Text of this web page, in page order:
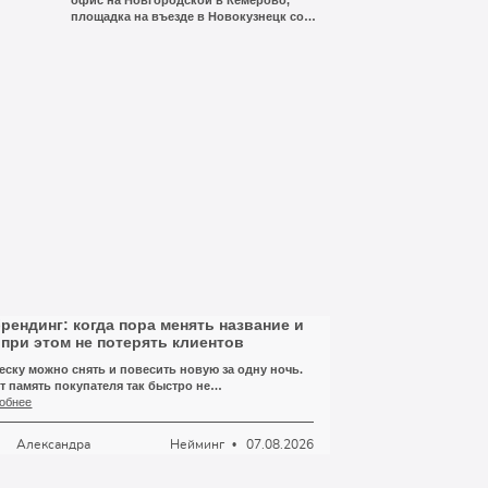
площадка на въезде в Новокузнецк со
когда пора менять название и
при этом не потерять клиентов
можно снять и повесить новую за одну ночь.
память покупателя так быстро не
Ещё полгода, а то и год люди в
профиль в соцсети, доставать визитку из
и звонить по номеру, который вы давно
Александра Нейминг 07.08.2026